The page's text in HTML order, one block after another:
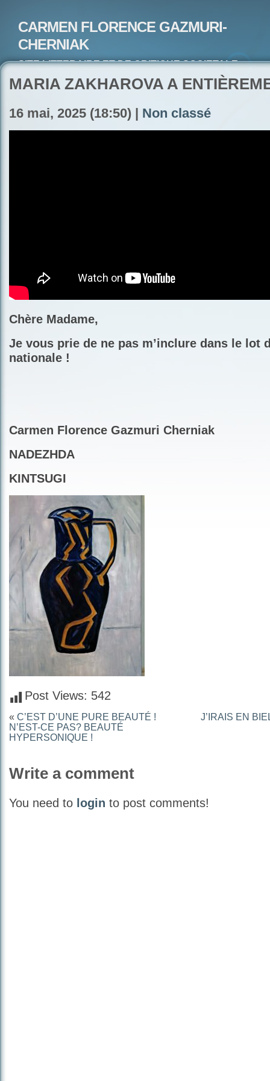
CARMEN FLORENCE GAZMURI-
CHERNIAK
SITE LITTERAIRE ET DE CRITIQUE SOCIETALE-
MARIA ZAKHAROVA A
16 mai, 2025 (18:50) | Non classé
Chère Madame,
Je vous prie de ne pas m’inclure dans le lot
nationale !
Carmen Florence Gazmuri Cherniak
NADEZHDA
KINTSUGI
Post Views: 542
« C’EST D’UNE PURE BEAUTÉ !
N’EST-CE PAS? BEAUTÉ
HYPERSONIQUE !
J’IRAIS EN
Write a comment
You need to login to post comments!